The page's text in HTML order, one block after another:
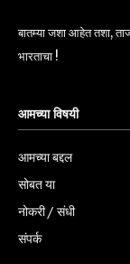
बातम्या जशा आहेत तशा,
भारताचा !
आमच्या विषयी
आमच्या बद्दल
सोबत या
नोकरी / संधी
संपर्क